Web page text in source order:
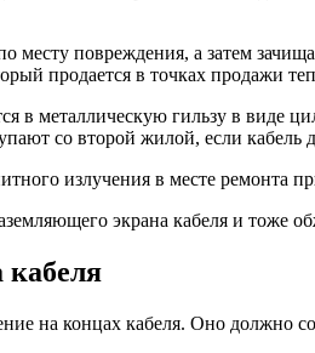
месту повреждения, а затем
продается в точках продажи
в металлическую гильзу в виде
со второй жилой, если кабель
излучения в месте ремонта
экрана кабеля и тоже
на концах кабеля. Оно должно